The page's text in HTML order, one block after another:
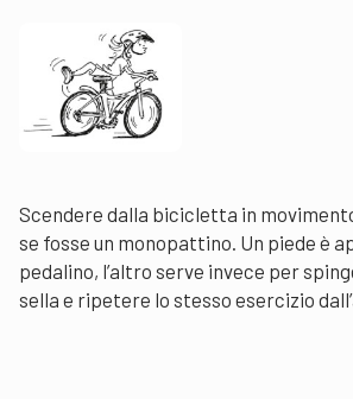
Scendere dalla bicicletta in
se fosse un monopattino. Un piede è
pedalino, l’altro serve invece per
sella e ripetere lo stesso esercizio